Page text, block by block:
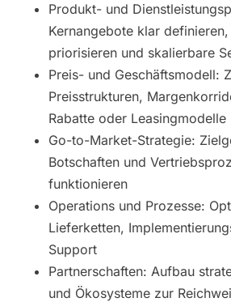
Produkt- und
Kernangebote klar
priorisieren und skalierbare
Preis- und Geschäftsmodell:
Preisstrukturen,
Rabatte oder Leasingmodelle
Go-to-Market-Strategie:
Botschaften und
funktionieren
Operations und Prozesse:
Lieferketten,
Support
Partnerschaften: Aufbau
und Ökosysteme zur